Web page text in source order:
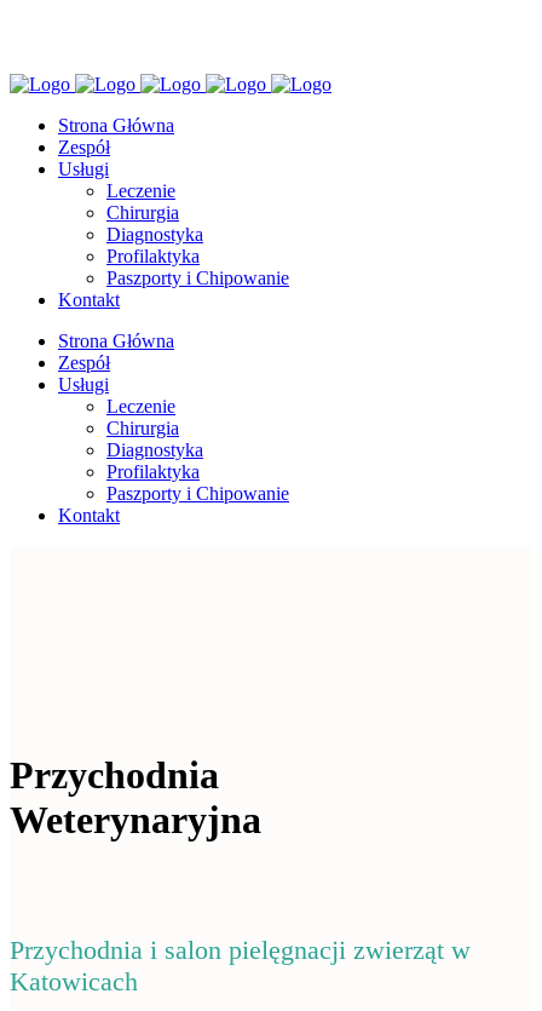
Strona Główna
Zespół
Usługi
Leczenie
Chirurgia
Diagnostyka
Profilaktyka
Paszporty i Chipowanie
Kontakt
Strona Główna
Zespół
Usługi
Leczenie
Chirurgia
Diagnostyka
Profilaktyka
Paszporty i Chipowanie
Kontakt
Przychodnia
Weterynaryjna
Przychodnia i salon pielęgnacji zwierząt w
Katowicach